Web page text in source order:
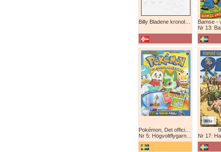
Nr 13: Bamse-
Nr 5: Högvoltflygarna mot Svart Rayquaza!
Nr 17: Harald